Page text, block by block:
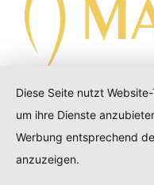
Copyright ©
Impressum
Diese Seite nutzt
um ihre Dienste
Werbung entsprechend
anzuzeigen.